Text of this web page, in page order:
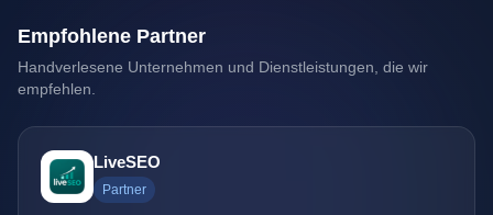
Empfohlene Partner
Handverlesene Unternehmen und Dienstleistungen, die wir
empfehlen.
LiveSEO
Partner